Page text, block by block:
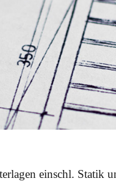
einschl. Statik